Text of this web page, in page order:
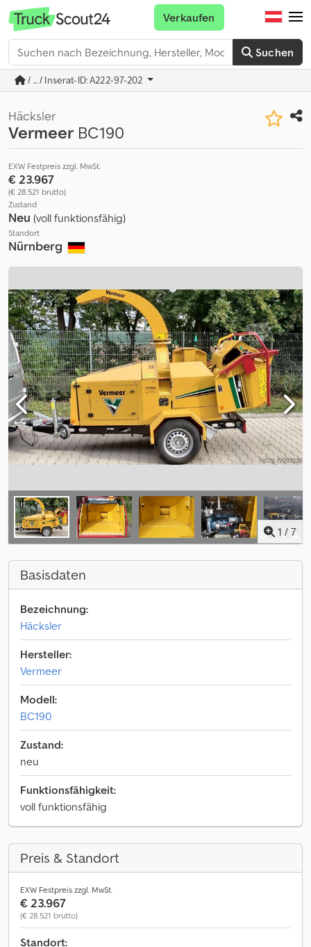
Suchen
Verkaufen
/ ... / Inserat-ID: A222-97-202
Häcksler
Vermeer BC190
EXW Festpreis zzgl. MwSt.
€ 23.967
(€ 28.521 brutto)
Zustand
Neu (voll funktionsfähig)
Standort
Nürnberg
1 / 7
Basisdaten
Bezeichnung:
Häcksler
Hersteller:
Vermeer
Modell:
BC190
Zustand:
neu
Funktionsfähigkeit:
voll funktionsfähig
Preis & Standort
EXW Festpreis zzgl. MwSt.
€ 23.967
(€ 28.521 brutto)
Standort: